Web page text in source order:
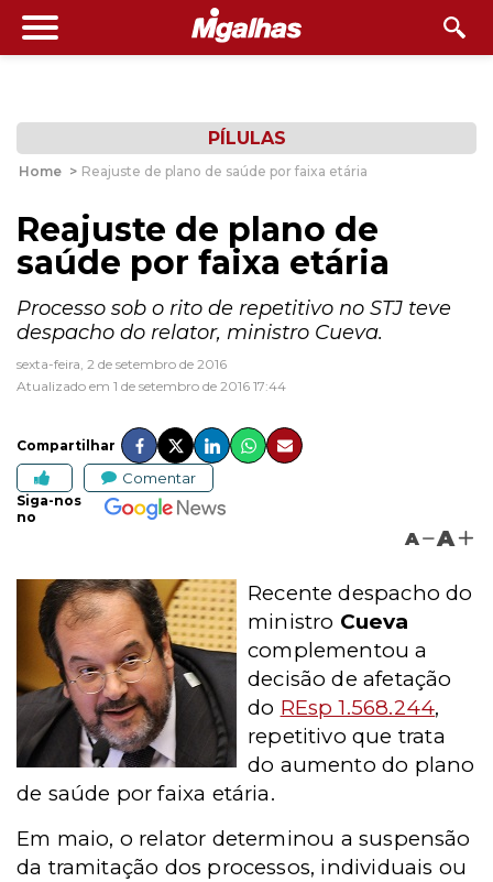
PÍLULAS
Home > Reajuste de plano de saúde por faixa etária
Reajuste de plano de
saúde por faixa etária
Processo sob o rito de repetitivo no STJ teve
despacho do relator, ministro Cueva.
sexta-feira, 2 de setembro de 2016
Atualizado em 1 de setembro de 2016 17:44
Compartilhar
Comentar
Siga-nos
no
A A
Recente despacho do
ministro Cueva
complementou a
decisão de afetação
do REsp 1.568.244,
repetitivo que trata
do aumento do plano
de saúde por faixa etária.
Em maio, o relator determinou a suspensão
da tramitação dos processos, individuais ou